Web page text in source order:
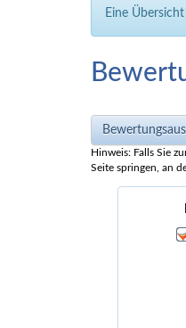
Eine
Hinweis: Falls Sie
Seite springen, an